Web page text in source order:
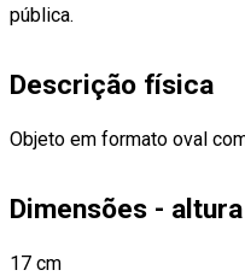
pública.
Descrição física
Objeto em formato oval
Dimensões - altura
17 cm